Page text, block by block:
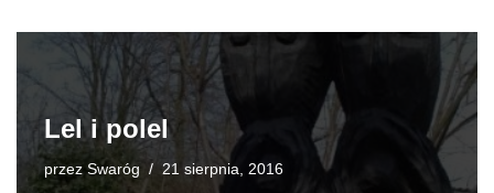
Lel i polel
przez Swaróg 21 sierpnia, 2016